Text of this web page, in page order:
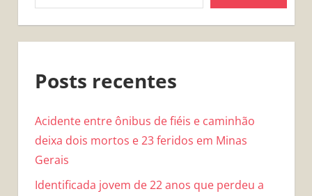
Posts recentes
Acidente entre ônibus de fiéis e caminhão
deixa dois mortos e 23 feridos em Minas
Gerais
Identificada jovem de 22 anos que perdeu a